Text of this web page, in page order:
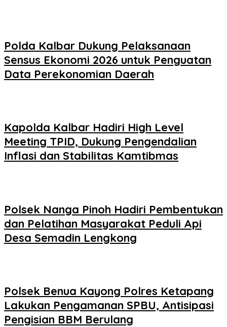
Polda Kalbar Dukung Pelaksanaan
Sensus Ekonomi 2026 untuk Penguatan
Data Perekonomian Daerah
Kapolda Kalbar Hadiri High Level
Meeting TPID, Dukung Pengendalian
Inflasi dan Stabilitas Kamtibmas
Polsek Nanga Pinoh Hadiri Pembentukan
dan Pelatihan Masyarakat Peduli Api
Desa Semadin Lengkong
Polsek Benua Kayong Polres Ketapang
Lakukan Pengamanan SPBU, Antisipasi
Pengisian BBM Berulang